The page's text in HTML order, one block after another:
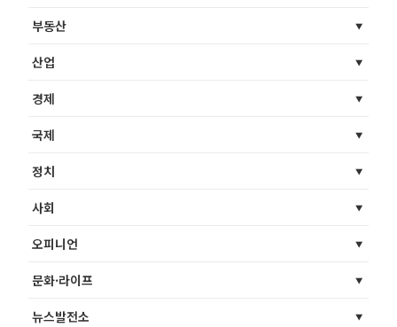
부동산
산업
경제
국제
정치
사회
오피니언
문화·라이프
뉴스발전소